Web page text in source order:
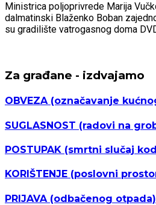
Ministrica poljoprivrede Marija
dalmatinski Blaženko Boban
su gradilište vatrogasnog doma
Za građane - izdvajamo
OBVEZA(označavanje
SUGLASNOST (radovi na
POSTUPAK (smrtni slučaj
KORIŠTENJE (poslovni
PRIJAVA (odbačenog otpada)